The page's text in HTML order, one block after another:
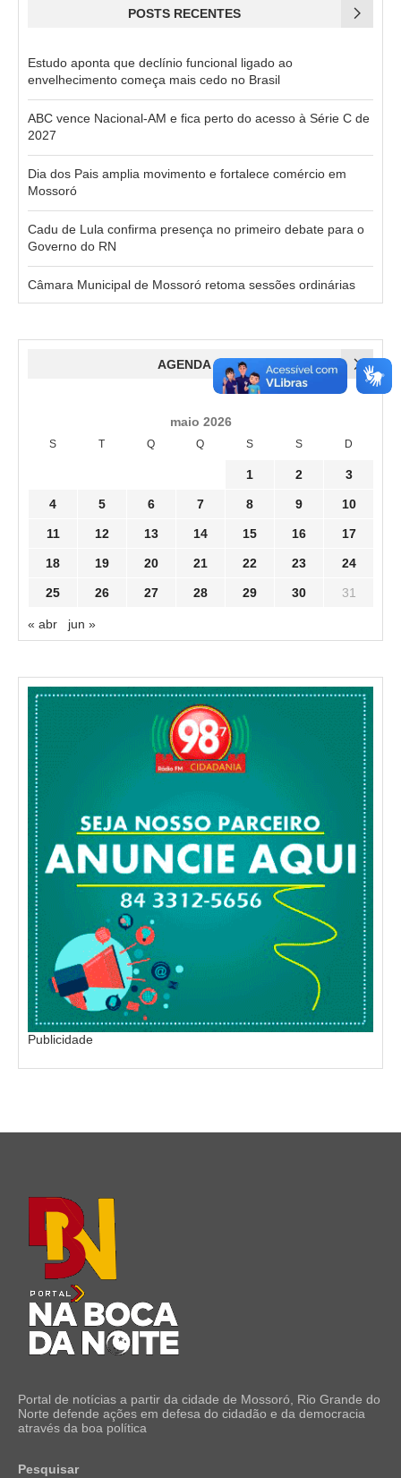
POSTS RECENTES
Estudo aponta que declínio funcional ligado ao
envelhecimento começa mais cedo no Brasil
ABC vence Nacional-AM e fica perto do acesso à Série C de
2027
Dia dos Pais amplia movimento e fortalece comércio em
Mossoró
Cadu de Lula confirma presença no primeiro debate para o
Governo do RN
Câmara Municipal de Mossoró retoma sessões ordinárias
AGENDA
maio 2026
S T Q Q S S D
1 2 3
4 5 6 7 8 9 10
11 12 13 14 15 16 17
18 19 20 21 22 23 24
25 26 27 28 29 30 31
« abr jun »
Publicidade
Portal de notícias a partir da cidade de Mossoró, Rio Grande do
Norte defende ações em defesa do cidadão e da democracia
através da boa política
Pesquisar